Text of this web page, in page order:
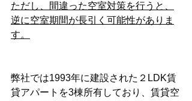
ただし、間違った空室対策を行うと、
逆に空室期間が長引く可能性がありま
す。
弊社では1993年に建設された２LDK賃
貸アパートを3棟所有しており、賃貸空